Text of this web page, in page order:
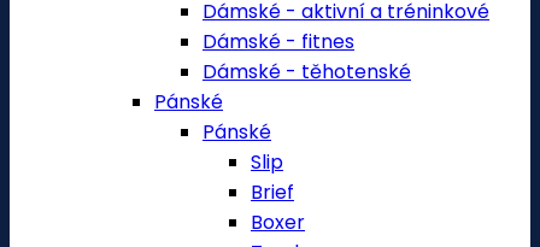
Dámské - aktivní a tréninkové
Dámské - fitnes
Dámské - těhotenské
Pánské
Pánské
Slip
Brief
Boxer